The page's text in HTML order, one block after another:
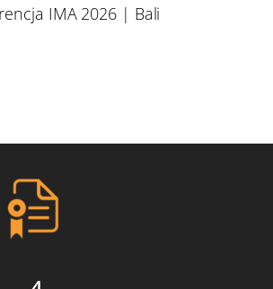
IMA 2026 | Bali